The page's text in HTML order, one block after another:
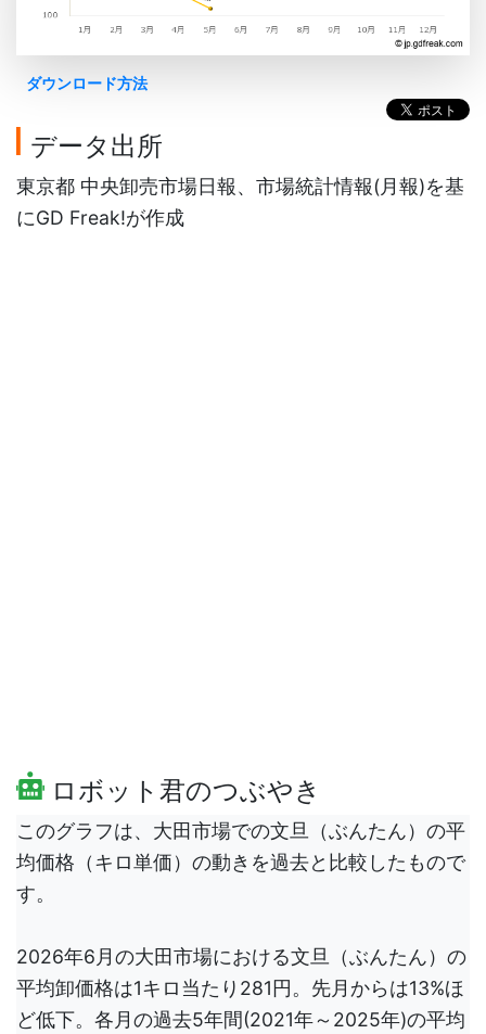
ダウンロード方法
データ出所
東京都 中央卸売市場日報、市場統計情報(月報)を基
にGD Freak!が作成
ロボット君のつぶやき
このグラフは、大田市場での文旦（ぶんたん）の平
均価格（キロ単価）の動きを過去と比較したもので
す。
2026年6月の大田市場における文旦（ぶんたん）の
平均卸価格は1キロ当たり281円。先月からは13%ほ
ど低下。各月の過去5年間(2021年～2025年)の平均